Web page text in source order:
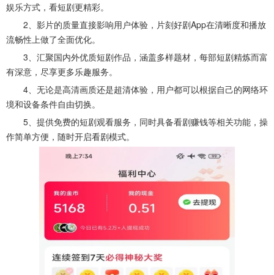
娱乐方式，看短剧更精彩。
2、影片的质量直接影响用户体验，片刻好剧App在清晰度和播放
流畅性上做了全面优化。
3、汇聚国内外优质短剧作品，涵盖多样题材，每部短剧精炼而富
有深意，尽享更多乐趣服务。
4、无论是高清画质还是超清体验，用户都可以根据自己的网络环
境和设备条件自由切换。
5、提供免费的短剧观看服务，同时具备看剧赚钱等相关功能，操
作简单方便，随时开启看剧模式。